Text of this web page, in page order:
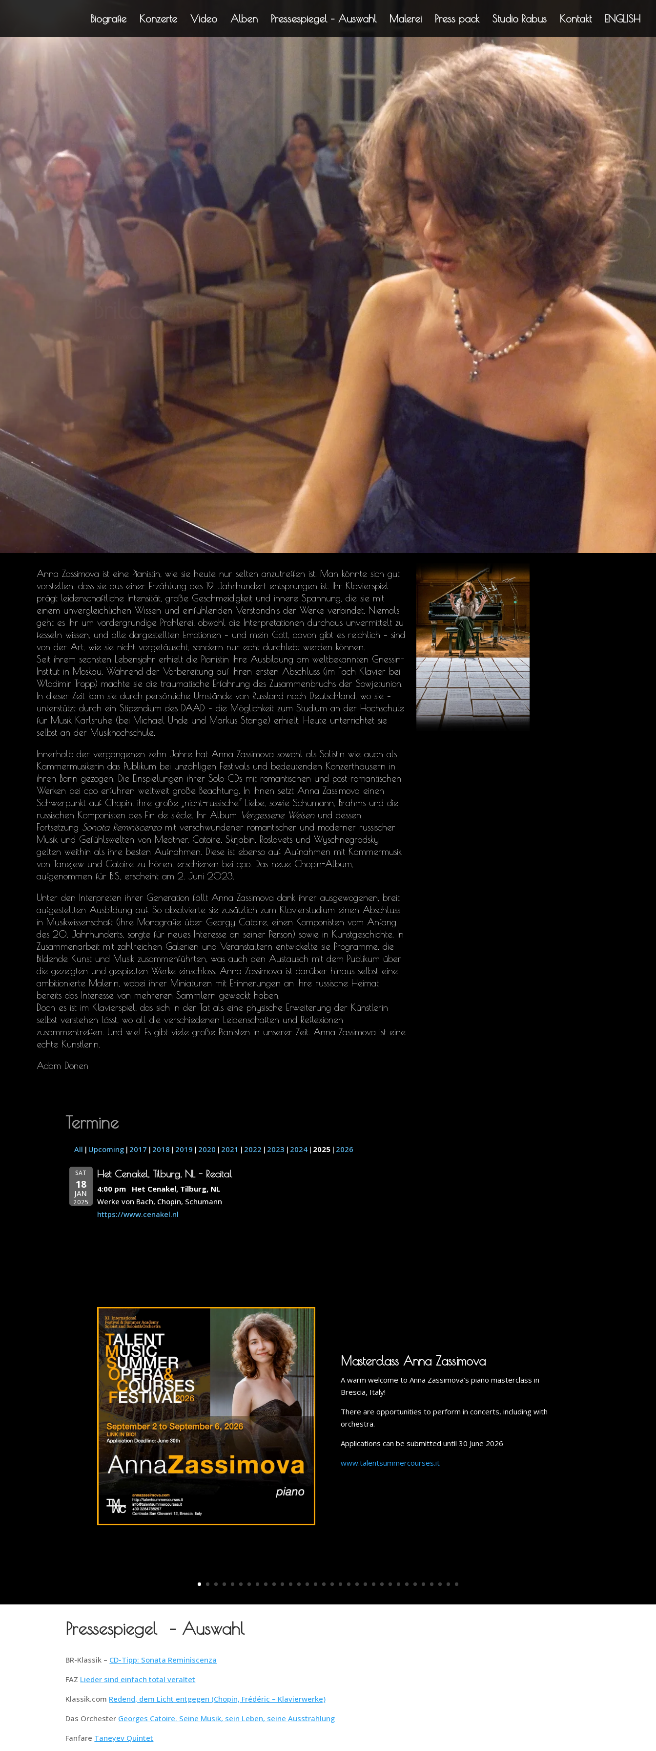
Biografie Konzerte Video Alben Pressespiegel – Auswahl Malerei Press pack Studio Rabus Kontakt ENGLISH
"Brillanz und absoluten Souveränität"
Anna Zassimova ist eine Pianistin, wie sie heute nur selten anzutreffen ist. Man könnte sich gut
vorstellen, dass sie aus einer Erzählung des 19. Jahrhundert entsprungen ist. Ihr Klavierspiel
prägt leidenschaftliche Intensität, große Geschmeidigkeit und innere Spannung, die sie mit
einem unvergleichlichen Wissen und einfühlenden Verständnis der Werke verbindet. Niemals
geht es ihr um vordergründige Prahlerei, obwohl die Interpretationen durchaus unvermittelt zu
fesseln wissen, und alle dargestellten Emotionen – und mein Gott, davon gibt es reichlich – sind
von der Art, wie sie nicht vorgetäuscht, sondern nur echt durchlebt werden können.
Seit ihrem sechsten Lebensjahr erhielt die Pianistin ihre Ausbildung am weltbekannten Gnessin-
Institut in Moskau. Während der Vorbereitung auf ihren ersten Abschluss (im Fach Klavier bei
Wladimir Tropp) machte sie die traumatische Erfahrung des Zusammenbruchs der Sowjetunion.
In dieser Zeit kam sie durch persönliche Umstände von Russland nach Deutschland, wo sie –
unterstützt durch ein Stipendium des DAAD – die Möglichkeit zum Studium an der Hochschule
für Musik Karlsruhe (bei Michael Uhde und Markus Stange) erhielt. Heute unterrichtet sie
selbst an der Musikhochschule.
Innerhalb der vergangenen zehn Jahre hat Anna Zassimova sowohl als Solistin wie auch als
Kammermusikerin das Publikum bei unzähligen Festivals und bedeutenden Konzerthäusern in
ihren Bann gezogen. Die Einspielungen ihrer Solo-CDs mit romantischen und post-romantischen
Werken bei cpo erfuhren weltweit große Beachtung. In ihnen setzt Anna Zassimova einen
Schwerpunkt auf Chopin, ihre große „nicht-russische“ Liebe, sowie Schumann, Brahms und die
russischen Komponisten des Fin de siécle. Ihr Album Vergessene Weisenund dessen
Fortsetzung Sonata Reminiscenzamit verschwundener romantischer und moderner russischer
Musik und Gefühlswelten von Medtner, Catoire, Skrjabin, Roslavets und Wyschnegradsky
gelten weithin als ihre besten Aufnahmen. Diese ist ebenso auf Aufnahmen mit Kammermusik
von Tanejew und Catoire zu hören, erschienen bei cpo. Das neue Chopin-Album,
aufgenommen für BIS, erscheint am 2. Juni 2023.
Unter den Interpreten ihrer Generation fällt Anna Zassimova dank ihrer ausgewogenen, breit
aufgestellten Ausbildung auf. So absolvierte sie zusätzlich zum Klavierstudium einen Abschluss
in Musikwissenschaft (ihre Monografie über Georgy Catoire, einen Komponisten vom Anfang
des 20. Jahrhunderts, sorgte für neues Interesse an seiner Person) sowie in Kunstgeschichte. In
Zusammenarbeit mit zahlreichen Galerien und Veranstaltern entwickelte sie Programme, die
Bildende Kunst und Musik zusammenführten, was auch den Austausch mit dem Publikum über
die gezeigten und gespielten Werke einschloss. Anna Zassimova ist darüber hinaus selbst eine
ambitionierte Malerin, wobei ihrer Miniaturen mit Erinnerungen an ihre russische Heimat
bereits das Interesse von mehreren Sammlern geweckt haben.
Doch es ist im Klavierspiel, das sich in der Tat als eine physische Erweiterung der Künstlerin
selbst verstehen lässt, wo all die verschiedenen Leidenschaften und Reflexionen
zusammentreffen. Und wie! Es gibt viele große Pianisten in unserer Zeit. Anna Zassimova ist eine
echte Künstlerin.
Adam Donen
Termine
All Upcoming 2017 2018 2019 2020 2021 2022 2023 2024 2025 2026
SAT
18
JAN
2025
Het Cenakel, Tilburg, NL - Recital
4:00 pm
Het Cenakel, Tilburg, NL
Werke von Bach, Chopin, Schumann
https://www.cenakel.nl
Masterclass Anna Zassimova
A warm welcome to Anna Zassimova’s piano masterclass in
Brescia, Italy!
There are opportunities to perform in concerts, including with
orchestra.
Applications can be submitted until 30 June 2026
www.talentsummercourses.it
Pressespiegel – Auswahl
BR-Klassik – CD-Tipp: Sonata Reminiscenza
FAZ Lieder sind einfach total veraltet
Klassik.com Redend, dem Licht entgegen (Chopin, Frédéric – Klavierwerke)
Das Orchester Georges Catoire. Seine Musik, sein Leben, seine Ausstrahlung
Fanfare Taneyev Quintet